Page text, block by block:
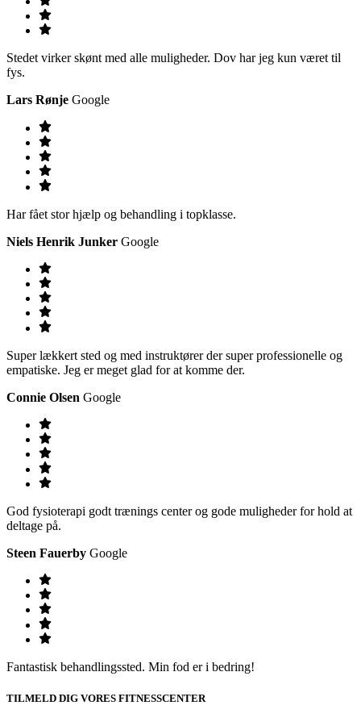
Stedet virker skønt med alle muligheder. Dov har jeg kun været til
fys.
Lars Rønje Google
Har fået stor hjælp og behandling i topklasse.
Niels Henrik Junker Google
Super lækkert sted og med instruktører der super professionelle og
empatiske. Jeg er meget glad for at komme der.
Connie Olsen Google
God fysioterapi godt trænings center og gode muligheder for hold at
deltage på.
Steen Fauerby Google
Fantastisk behandlingssted. Min fod er i bedring!
TILMELD DIG VORES FITNESSCENTER